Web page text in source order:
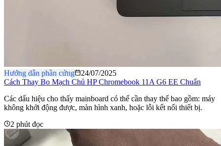
Hướng dẫn phần cứng
24/07/2025
Cách Thay Bo Mạch Chủ HP Chromebook 11A G6 EE Chuẩn
Các dấu hiệu cho thấy mainboard có thể cần thay thế bao gồm: máy
không khởi động được, màn hình xanh, hoặc lỗi kết nối thiết bị.
2 phút đọc